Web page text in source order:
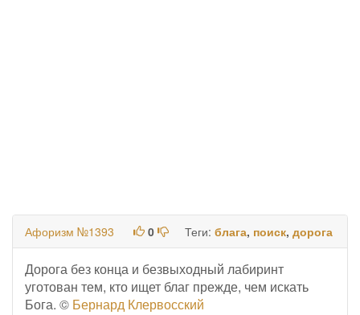
Афоризм №1393 0 Теги: блага, поиск, дорога
Дорога без конца и безвыходный лабиринт
уготован тем, кто ищет благ прежде, чем искать
Бога. © Бернард Клервосский